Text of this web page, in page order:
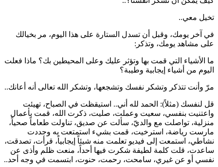
تخيل معي..
في آخر يومك، وقبل أن تسدل الستارة على هذا اليوم، مر بخيالك
على مشاهد يومك، وتذكر:
ما الأشياء التي قمت بها وتؤثر عليك وعلى المحيطين بك؟ ماذا فعلت
اليوم من أشياء إيجابية وطيبة؟
مرّ وأنت تتذكر وتشكر نفسك وتشجعها، وتشكر الله تعالى أنه أعانك..
قل لنفسك (مثلاً): الحمد لله أني.. استيقظت في الصباح، تهيئت
واعتنيت بنفسي، سعيت وعملت، صليت، ذكرت الله، قمت بأعمال
منزلية، تواصلت مع والديّ، سألت عن صديق، تناولت طعاماً صحياً،
مارست رياضة، استرخيت، قمت بشيء استمتعت به وجددت
نشاطي، استمعت إلى فيديو تعلمت منه شيئاً إيجابياً، قرأت، تصدقت،
ساعدت، قلت كلمة لطيفة شكرت فيها أحداً، منعت ظلم وأذى عن
نفسي أو عن غيري، سامحت، رحمت، حنوت، ابتسمت في وجه أحد..